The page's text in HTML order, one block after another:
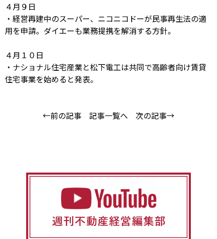
４月９日
・経営再建中のスーパー、ニコニコドーが民事再生法の適
用を申請。ダイエーも業務提携を解消する方針。
４月１０日
・ナショナル住宅産業と松下電工は共同で高齢者向け賃貸
住宅事業を始めると発表。
←前の記事 記事一覧へ 次の記事→